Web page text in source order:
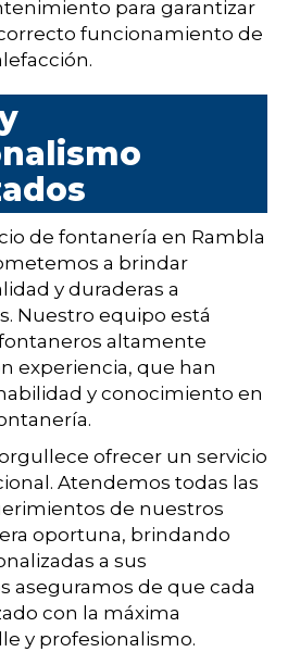
para garantizar
funcionamiento de
de fontanería en Rambla
a brindar
y duraderas a
Nuestro equipo está
altamente
experiencia, que han
y conocimiento en
ofrecer un servicio
Atendemos todas las
de nuestros
oportuna, brindando
a sus
aseguramos de que cada
con la máxima
y profesionalismo.